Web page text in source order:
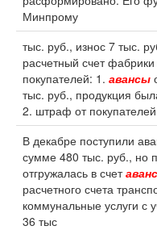
Минпрому
тыс. руб., износ 7 тыс.
расчетный счет
покупателей: 1. авансы
тыс. руб., продукция
2. штраф от
В декабре поступили
сумме 480 тыс. руб., но
отгружалась в счет
расчетного счета
коммунальные услуги с
36 тыс